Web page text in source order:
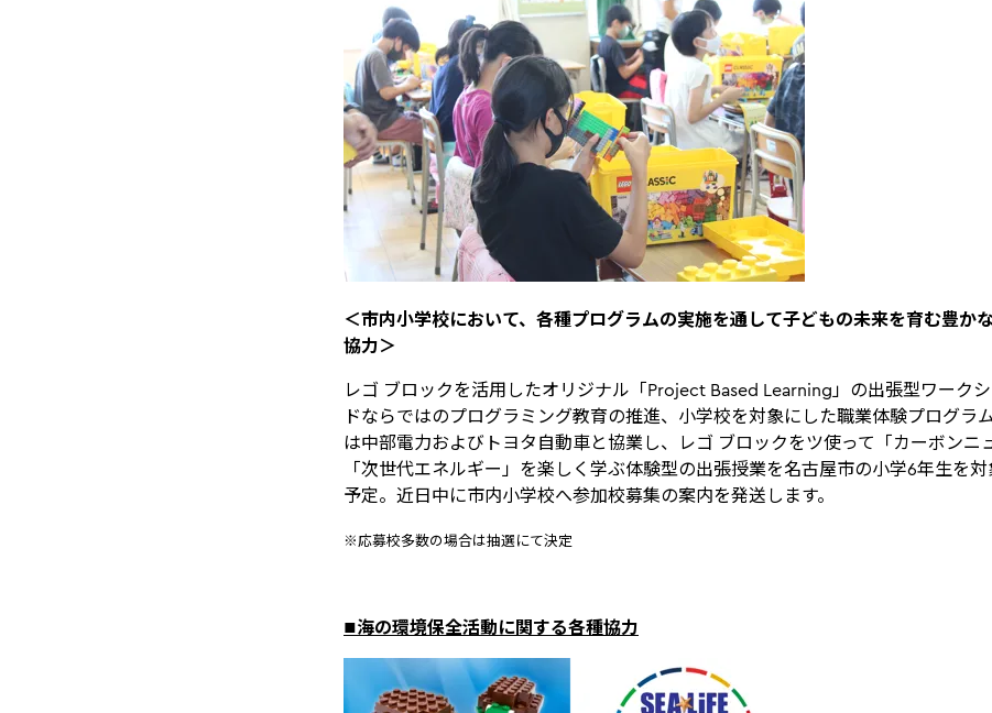
＜市内小学校において、各種プログラムの実施を通して子どもの未来を育む豊か
協力＞
レゴ ブロックを活用したオリジナル「Project Based Learning」の出張型ワーク
ドならではのプログラミング教育の推進、小学校を対象にした職業体験プログラ
は中部電力およびトヨタ自動車と協業し、レゴ ブロックをツ使って「カーボンニ
「次世代エネルギー」を楽しく学ぶ体験型の出張授業を名古屋市の小学6年生を
予定。近日中に市内小学校へ参加校募集の案内を発送します。
※応募校多数の場合は抽選にて決定
■海の環境保全活動に関する各種協力